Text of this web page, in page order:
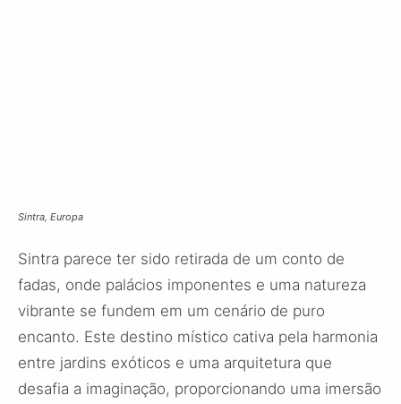
Sintra, Europa
Sintra parece ter sido retirada de um conto de
fadas, onde palácios imponentes e uma natureza
vibrante se fundem em um cenário de puro
encanto. Este destino místico cativa pela harmonia
entre jardins exóticos e uma arquitetura que
desafia a imaginação, proporcionando uma imersão